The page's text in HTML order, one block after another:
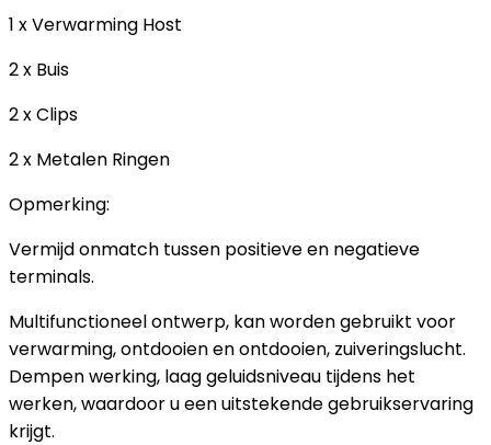
1 x Verwarming Host
2 x Buis
2 x Clips
2 x Metalen Ringen
Opmerking:
Vermijd onmatch tussen positieve en negatieve
terminals.
Multifunctioneel ontwerp, kan worden gebruikt voor
verwarming, ontdooien en ontdooien, zuiveringslucht.
Dempen werking, laag geluidsniveau tijdens het
werken, waardoor u een uitstekende gebruikservaring
krijgt.